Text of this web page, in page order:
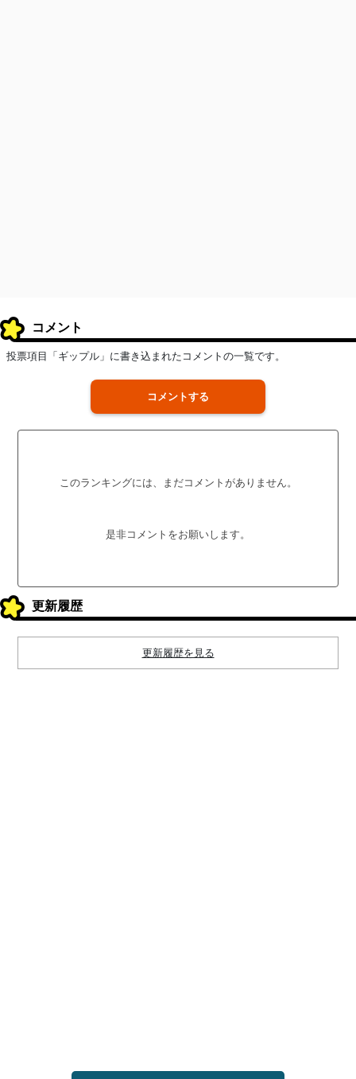
コメント
投票項目「ギップル」に書き込まれたコメントの一覧です。
コメントする
このランキングには、まだコメントがありません。
是非コメントをお願いします。
更新履歴
更新履歴を見る